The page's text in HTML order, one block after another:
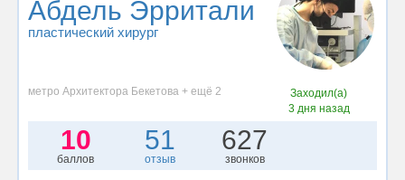
Абдель Эрритали
пластический хирург
метро Архитектора Бекетова + ещё 2
Заходил(а)
3 дня назад
10
баллов
51
отзыв
627
звонков